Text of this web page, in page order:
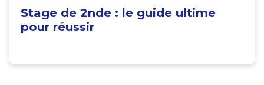
Stage de 2nde : le guide ultime
pour réussir